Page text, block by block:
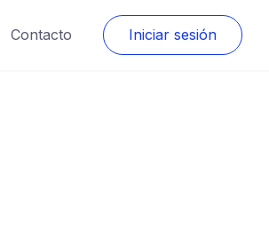
Contacto Iniciar sesión